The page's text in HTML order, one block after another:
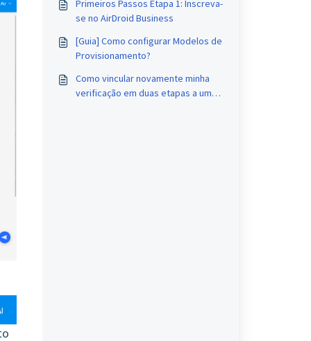
Primeiros Passos Etapa 1: Inscreva-
se no AirDroid Business
[Guia] Como configurar Modelos de
Provisionamento?
Como vincular novamente minha
verificação em duas etapas a um